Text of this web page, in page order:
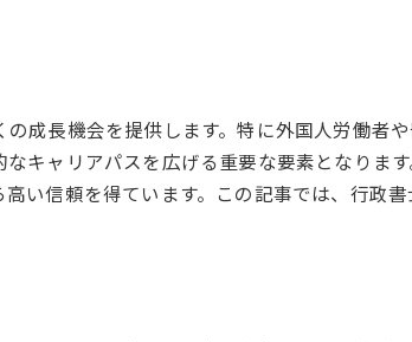
成長機会を提供します。特に外国人労働者
キャリアパスを広げる重要な要素となりま
い信頼を得ています。この記事では、行政